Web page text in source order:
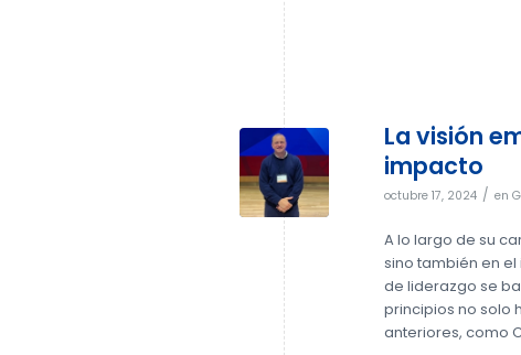
La visión
impacto
octubre 17, 2024 / en
A lo largo de su
sino también en
de liderazgo se
principios no solo
anteriores, como